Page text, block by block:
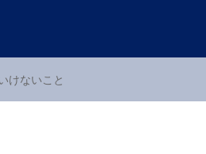
けないこと